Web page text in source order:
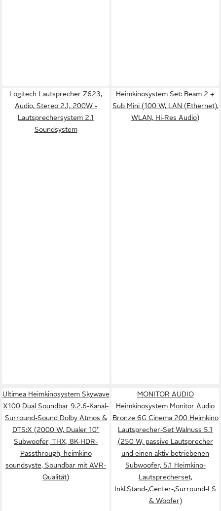
Logitech Lautsprecher Z623,
Audio, Stereo 2.1, 200W -
Lautsprechersystem 2.1
Soundsystem
Heimkinosystem Set: Beam 2 +
Sub Mini (100 W, LAN (Ethernet),
WLAN, Hi-Res Audio)
Ultimea Heimkinosystem Skywave
X100 Dual Soundbar 9.2.6-Kanal-
Surround-Sound Dolby Atmos &
DTS:X (2000 W, Dualer 10''
Subwoofer, THX, 8K-HDR-
Passthrough, heimkino
soundsyste, Soundbar mit AVR-
Qualität)
MONITOR AUDIO
Heimkinosystem Monitor Audio
Bronze 6G Cinema 200 Heimkino
Lautsprecher-Set Walnuss 5.1
(250 W, passive Lautsprecher
und einen aktiv betriebenen
Subwoofer, 5.1 Heimkino-
Lautsprecherset,
Inkl.Stand-,Center-,Surround-LS
& Woofer)